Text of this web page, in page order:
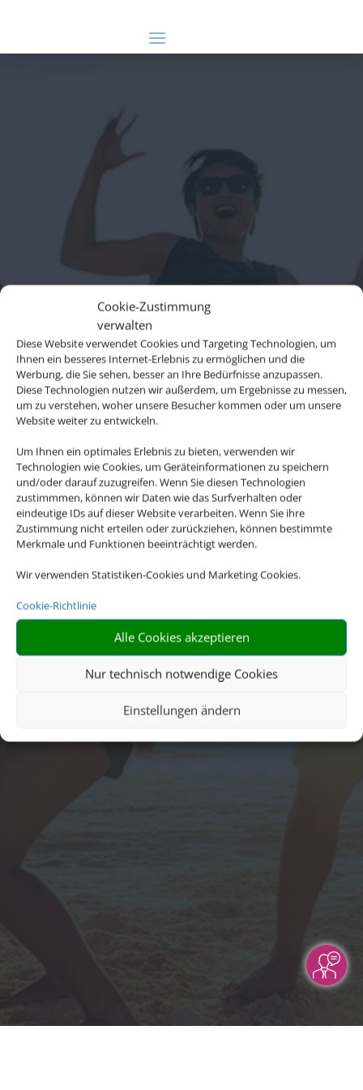
Cookie-Zustimmung
verwalten
Diese Website verwendet Cookies und Targeting Technologien, um
Ihnen ein besseres Internet-Erlebnis zu ermöglichen und die
Werbung, die Sie sehen, besser an Ihre Bedürfnisse anzupassen.
Diese Technologien nutzen wir außerdem, um Ergebnisse zu messen,
um zu verstehen, woher unsere Besucher kommen oder um unsere
Website weiter zu entwickeln.
Um Ihnen ein optimales Erlebnis zu bieten, verwenden wir
Technologien wie Cookies, um Geräteinformationen zu speichern
und/oder darauf zuzugreifen. Wenn Sie diesen Technologien
zustimmmen, können wir Daten wie das Surfverhalten oder
eindeutige IDs auf dieser Website verarbeiten. Wenn Sie ihre
Zustimmung nicht erteilen oder zurückziehen, können bestimmte
Merkmale und Funktionen beeinträchtigt werden.
Wir verwenden Statistiken-Cookies und Marketing Cookies.
Cookie-Richtlinie
Alle Cookies akzeptieren
Nur technisch notwendige Cookies
Einstellungen ändern
Die Abwicklung der Buchung
übernimmt Schmetterling
International GmbH & Co.KG
im Auftrag des